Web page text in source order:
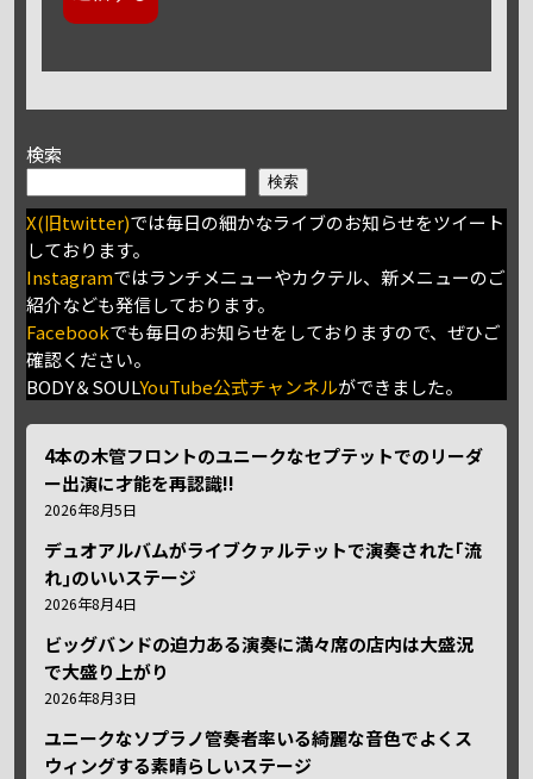
検索
検索
X(旧twitter)では毎日の細かなライブのお知らせをツイート
しております。
Instagramではランチメニューやカクテル、新メニューのご
紹介なども発信しております。
Facebookでも毎日のお知らせをしておりますので、ぜひご
確認ください。
BODY＆SOULYouTube公式チャンネルができました。
4本の木管フロントのユニークなセプテットでのリーダ
ー出演に才能を再認識!!
2026年8月5日
デュオアルバムがライブクァルテットで演奏された｢流
れ｣のいいステージ
2026年8月4日
ビッグバンドの迫力ある演奏に満々席の店内は大盛況
で大盛り上がり
2026年8月3日
ユニークなソプラノ管奏者率いる綺麗な音色でよくス
ウィングする素晴らしいステージ